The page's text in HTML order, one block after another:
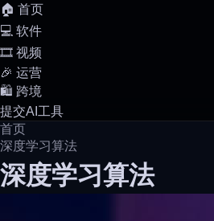
🏠️ 首页
💻️ 软件
🎞️ 视频
🎉 运营
🛍️ 跨境
提交AI工具
首页
深度学习算法
深度学习算法